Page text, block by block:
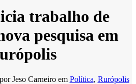
trabalho de
pesquisa em
porJeso Carneiro em Política, Rurópolis